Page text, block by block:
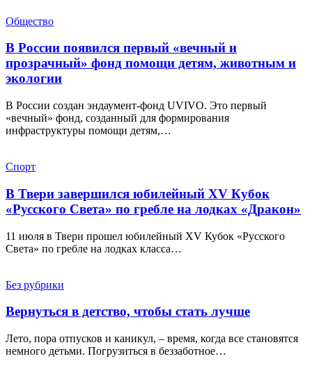
Общество
В России появился первый «вечный и
прозрачный» фонд помощи детям, животным и
экологии
В России создан эндаумент-фонд UVIVO. Это первый
«вечный» фонд, созданный для формирования
инфраструктуры помощи детям,…
Спорт
В Твери завершился юбилейный XV Кубок
«Русского Света» по гребле на лодках «Дракон»
11 июля в Твери прошел юбилейный XV Кубок «Русского
Света» по гребле на лодках класса…
Без рубрики
Вернуться в детство, чтобы стать лучше
Лето, пора отпусков и каникул, – время, когда все становятся
немного детьми. Погрузиться в беззаботное…